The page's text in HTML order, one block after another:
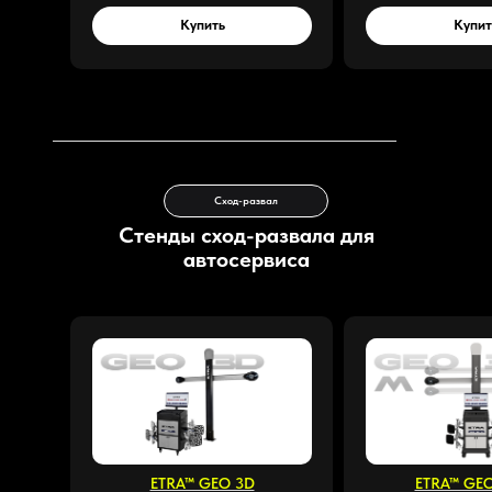
Купить
Стенды сход-развала для
автосервиса
Сход-развал
ETRA™ GEO 3D ETRA™